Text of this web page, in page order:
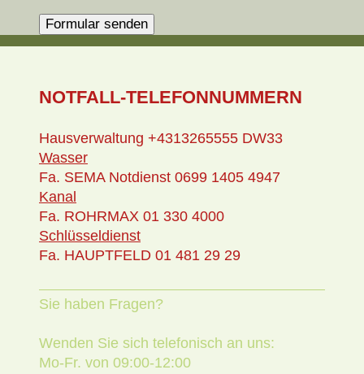
NOTFALL-TELEFONNUMMERN
Hausverwaltung +4313265555 DW33
Wasser
Fa. SEMA Notdienst 0699 1405 4947
Kanal
Fa. ROHRMAX 01 330 4000
Schlüsseldienst
Fa. HAUPTFELD 01 481 29 29
Sie haben Fragen?
Wenden Sie sich telefonisch an uns:
Mo-Fr. von 09:00-12:00